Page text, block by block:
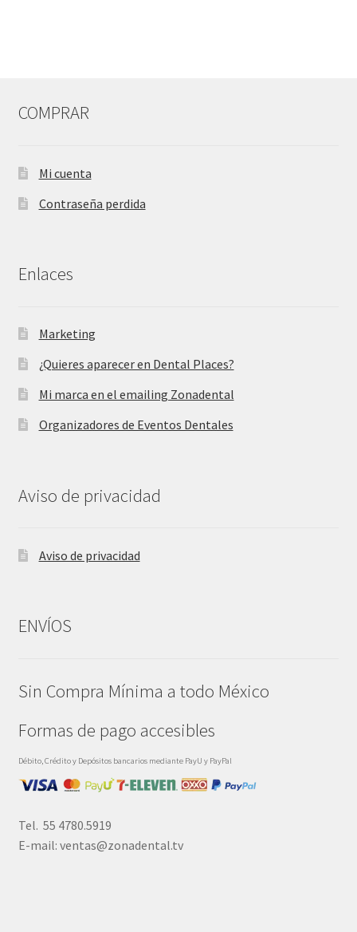
COMPRAR
Mi cuenta
Contraseña perdida
Enlaces
Marketing
¿Quieres aparecer en Dental Places?
Mi marca en el emailing Zonadental
Organizadores de Eventos Dentales
Aviso de privacidad
Aviso de privacidad
ENVÍOS
Sin Compra Mínima a todo México
Formas de pago accesibles
Débito, Crédito y Depósitos bancarios mediante PayU y PayPal
Tel. 55 4780.5919
E-mail: ventas@zonadental.tv